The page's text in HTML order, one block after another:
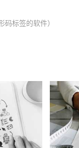
码标签的软件）